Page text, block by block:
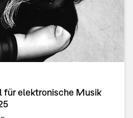
für elektronische Musik